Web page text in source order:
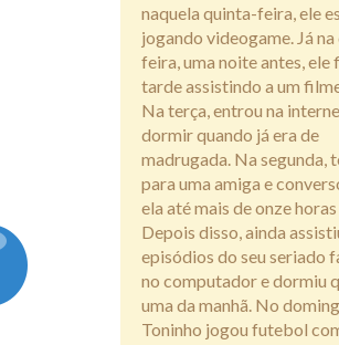
naquela quinta-feira, ele
jogando videogame. Já
feira, uma noite antes, ele
tarde assistindo a um
Na terça, entrou na
dormir quando já era de
madrugada. Na segunda,
para uma amiga e
ela até mais de onze
Depois disso, ainda
episódios do seu seriado
no computador e dormiu
uma da manhã. No
Toninho jogou futebol